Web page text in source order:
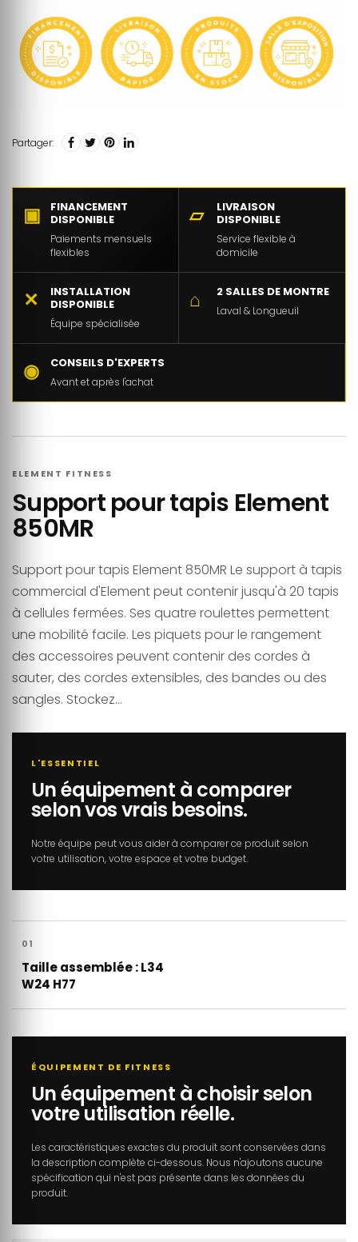
Partager:
▣
FINANCEMENT
DISPONIBLE
Paiements mensuels
flexibles
▱
LIVRAISON
DISPONIBLE
Service flexible à
domicile
✕
INSTALLATION
DISPONIBLE
Équipe spécialisée
⌂ 2 SALLES DE MONTRE
Laval & Longueuil
◉ CONSEILS D'EXPERTS
Avant et après l'achat
ELEMENT FITNESS
Support pour tapis Element
850MR
Support pour tapis Element 850MR Le support à tapis
commercial d'Element peut contenir jusqu'à 20 tapis
à cellules fermées. Ses quatre roulettes permettent
une mobilité facile. Les piquets pour le rangement
des accessoires peuvent contenir des cordes à
sauter, des cordes extensibles, des bandes ou des
sangles. Stockez...
L'ESSENTIEL
Un équipement à comparer
selon vos vrais besoins.
Notre équipe peut vous aider à comparer ce produit selon
votre utilisation, votre espace et votre budget.
01
Taille assemblée : L34
W24 H77
ÉQUIPEMENT DE FITNESS
Un équipement à choisir selon
votre utilisation réelle.
Les caractéristiques exactes du produit sont conservées dans
la description complète ci-dessous. Nous n'ajoutons aucune
spécification qui n'est pas présente dans les données du
produit.